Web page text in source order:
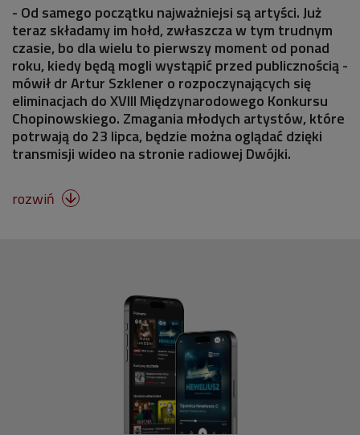
- Od samego początku najważniejsi są artyści. Już
teraz składamy im hołd, zwłaszcza w tym trudnym
czasie, bo dla wielu to pierwszy moment od ponad
roku, kiedy będą mogli wystąpić przed publicznością -
mówił dr Artur Szklener o rozpoczynających się
eliminacjach do XVIII Międzynarodowego Konkursu
Chopinowskiego. Zmagania młodych artystów, które
potrwają do 23 lipca, będzie można oglądać dzięki
transmisji wideo na stronie radiowej Dwójki.
rozwiń 